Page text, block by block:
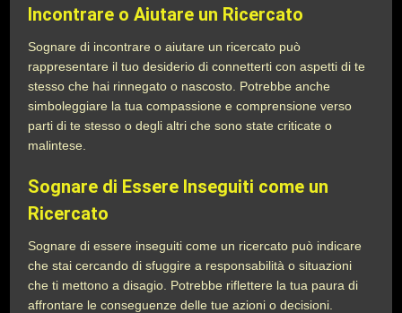
Incontrare o Aiutare un Ricercato
Sognare di incontrare o aiutare un ricercato può
rappresentare il tuo desiderio di connetterti con aspetti di te
stesso che hai rinnegato o nascosto. Potrebbe anche
simboleggiare la tua compassione e comprensione verso
parti di te stesso o degli altri che sono state criticate o
malintese.
Sognare di Essere Inseguiti come un
Ricercato
Sognare di essere inseguiti come un ricercato può indicare
che stai cercando di sfuggire a responsabilità o situazioni
che ti mettono a disagio. Potrebbe riflettere la tua paura di
affrontare le conseguenze delle tue azioni o decisioni.